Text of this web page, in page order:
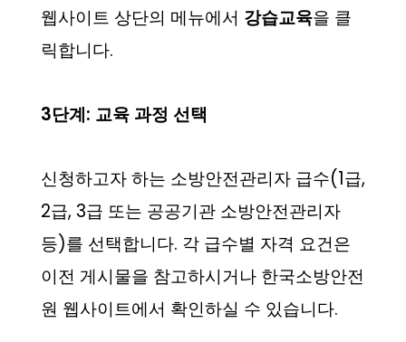
웹사이트 상단의 메뉴에서 강습교육을 클
릭합니다.
3단계: 교육 과정 선택
신청하고자 하는 소방안전관리자 급수(1급,
2급, 3급 또는 공공기관 소방안전관리자
등)를 선택합니다. 각 급수별 자격 요건은
이전 게시물을 참고하시거나 한국소방안전
원 웹사이트에서 확인하실 수 있습니다.